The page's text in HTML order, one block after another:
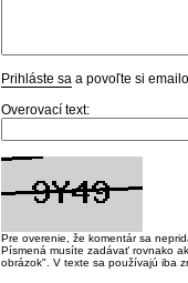
Prihláste sa a povoľte si
Overovací text:
Pre overenie, že komentár sa
Písmená musíte zadávať rovnako
obrázok". V texte sa používajú iba